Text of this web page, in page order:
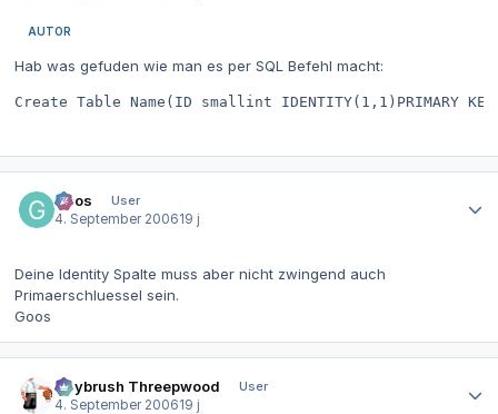
AUTOR
Hab was gefuden wie man es per SQL Befehl macht:
Create Table Name(ID smallint IDENTITY(1,1)PRIMARY KEY
Goos
User
4. September 200619 j
Deine Identity Spalte muss aber nicht zwingend auch
Primaerschluessel sein.
Goos
Guybrush Threepwood
User
4. September 200619 j